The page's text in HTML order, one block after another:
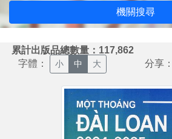
機關搜尋
累計出版品總數量：117,862
字體： 小 中 大 分享：